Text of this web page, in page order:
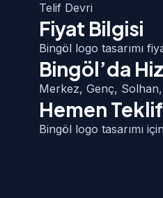
Telif Devri
Fiyat Bilgisi
Bingöl logo tasarımı
Bingöl’da
Merkez, Genç,
Hemen Teklif
Bingöl logo tasarımı